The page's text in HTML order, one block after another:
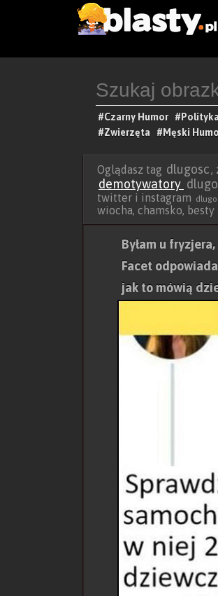
#Czarny Humor #Polityka
#Zwierzęta
#Męski
Oglądasz tag dlugosc,
demotywatory
twitter i instagram
wiocha, chamsko,
Byłam u
Facet
jak to mówią